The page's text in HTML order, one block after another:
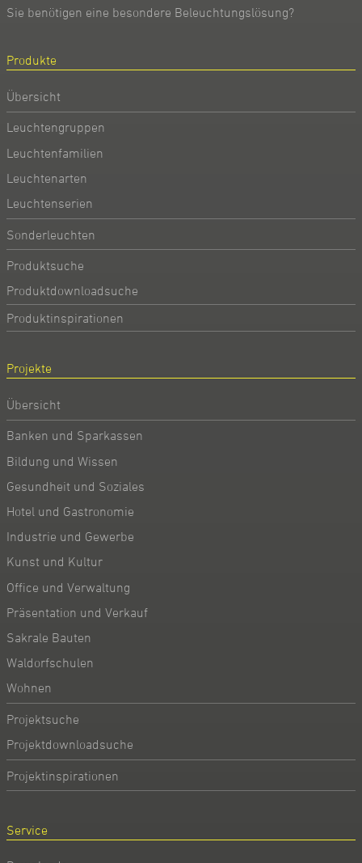
Sie benötigen eine besondere Beleuchtungslösung?
Produkte
Übersicht
Leuchtengruppen
Leuchtenfamilien
Leuchtenarten
Leuchtenserien
Sonderleuchten
Produktsuche
Produktdownloadsuche
Produktinspirationen
Projekte
Übersicht
Banken und Sparkassen
Bildung und Wissen
Gesundheit und Soziales
Hotel und Gastronomie
Industrie und Gewerbe
Kunst und Kultur
Office und Verwaltung
Präsentation und Verkauf
Sakrale Bauten
Waldorfschulen
Wohnen
Projektsuche
Projektdownloadsuche
Projektinspirationen
Service